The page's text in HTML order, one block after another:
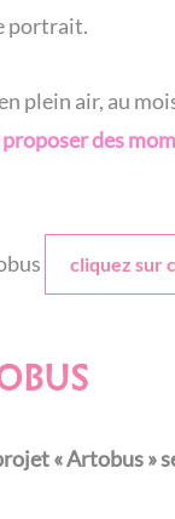
portrait.
air, au
des
cliquez sur
« Artobus »